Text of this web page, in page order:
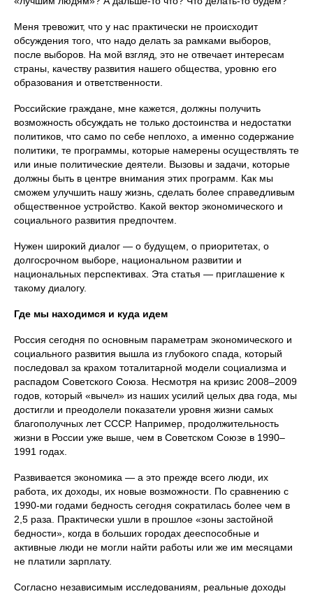
Меня тревожит, что у нас практически не происходит
обсуждения того, что надо делать за рамками выборов,
после выборов. На мой взгляд, это не отвечает интересам
страны, качеству развития нашего общества, уровню его
образования и ответственности.
Российские граждане, мне кажется, должны получить
возможность обсуждать не только достоинства и недостатки
политиков, что само по себе неплохо, а именно содержание
политики, те программы, которые намерены осуществлять те
или иные политические деятели. Вызовы и задачи, которые
должны быть в центре внимания этих программ. Как мы
сможем улучшить нашу жизнь, сделать более справедливым
общественное устройство. Какой вектор экономического и
социального развития предпочтем.
Нужен широкий диалог — о будущем, о приоритетах, о
долгосрочном выборе, национальном развитии и
национальных перспективах. Эта статья — приглашение к
такому диалогу.
Где мы находимся и куда идем
Россия сегодня по основным параметрам экономического и
социального развития вышла из глубокого спада, который
последовал за крахом тоталитарной модели социализма и
распадом Советского Союза. Несмотря на кризис 2008–2009
годов, который «вычел» из наших усилий целых два года, мы
достигли и преодолели показатели уровня жизни самых
благополучных лет СССР. Например, продолжительность
жизни в России уже выше, чем в Советском Союзе в 1990–
1991 годах.
Развивается экономика — а это прежде всего люди, их
работа, их доходы, их новые возможности. По сравнению с
1990-ми годами бедность сегодня сократилась более чем в
2,5 раза. Практически ушли в прошлое «зоны застойной
бедности», когда в больших городах дееспособные и
активные люди не могли найти работы или же им месяцами
не платили зарплату.
Согласно независимым исследованиям, реальные доходы